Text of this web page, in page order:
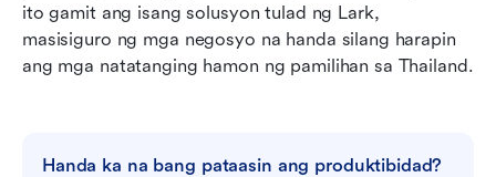
ito gamit ang isang solusyon tulad ng Lark,
masisiguro ng mga negosyo na handa silang harapin
ang mga natatanging hamon ng pamilihan sa Thailand.
Handa ka na bang pataasin ang produktibidad?